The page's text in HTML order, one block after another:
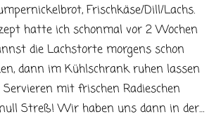
Frischkäse/Dill/Lachs.
hatte ich schonmal vor 2 Wochen
die Lachstorte morgens schon
dann im Kühlschrank ruhen lassen
mit frischen Radieschen
Streß! Wir haben uns dann in der…